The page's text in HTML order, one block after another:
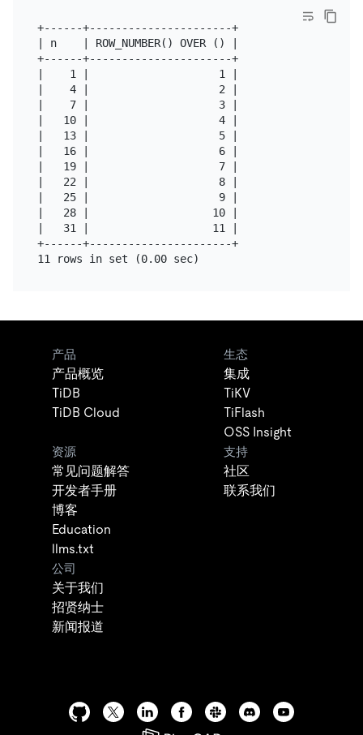
+------+----------------------+
| n    | ROW_NUMBER() OVER () |
+------+----------------------+
|    1 |                    1 |
|    4 |                    2 |
|    7 |                    3 |
|   10 |                    4 |
|   13 |                    5 |
|   16 |                    6 |
|   19 |                    7 |
|   22 |                    8 |
|   25 |                    9 |
|   28 |                   10 |
|   31 |                   11 |
+------+----------------------+
产品
产品概览
TiDB
TiDB Cloud
生态
集成
TiKV
TiFlash
OSS Insight
资源
常见问题解答
开发者手册
博客
Education
llms.txt
支持
社区
联系我们
公司
关于我们
招贤纳士
新闻报道